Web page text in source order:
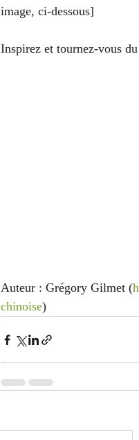
image, ci-dessous]
Inspirez et tournez-vous
Auteur : Grégory Gilmet (
chinoise)